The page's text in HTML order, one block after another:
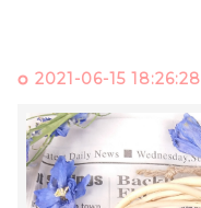
2021-06-15 18:26:28